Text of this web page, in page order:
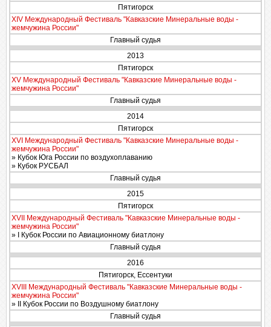
Пятигорск
XIV Международный Фестиваль "Кавказские Минеральные воды -
жемчужина России"
Главный судья
2013
Пятигорск
XV Международный Фестиваль "Кавказские Минеральные воды -
жемчужина России"
Главный судья
2014
Пятигорск
XVI Международный Фестиваль "Кавказские Минеральные воды -
жемчужина России"
» Кубок Юга России по воздухоплаванию
» Кубок РУСБАЛ
Главный судья
2015
Пятигорск
ХVII Международный Фестиваль "Кавказские Минеральные воды -
жемчужина России"
» I Кубок России по Авиационному биатлону
Главный судья
2016
Пятигорск, Ессентуки
ХVIII Международный Фестиваль "Кавказские Минеральные воды -
жемчужина России"
» II Кубок России по Воздушному биатлону
Главный судья